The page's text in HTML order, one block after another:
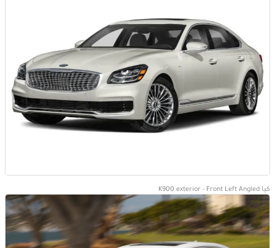
كيا K900 exterior - Front Left Angled